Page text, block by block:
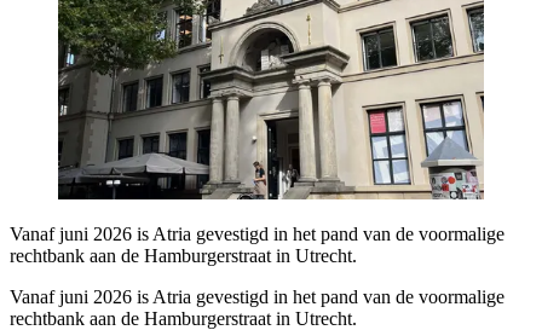
Vanaf juni 2026 is Atria gevestigd in het pand van de voormalige
rechtbank aan de Hamburgerstraat in Utrecht.
Vanaf juni 2026 is Atria gevestigd in het pand van de voormalige
rechtbank aan de Hamburgerstraat in Utrecht.